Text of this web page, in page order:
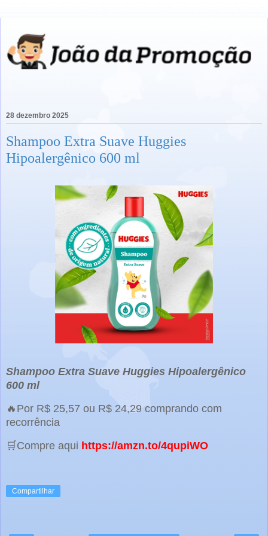
28 dezembro 2025
Shampoo Extra Suave Huggies
Hipoalergênico 600 ml
Shampoo Extra Suave Huggies Hipoalergênico
600 ml
🔥Por R$ 25,57 ou R$ 24,29 comprando com
recorrência
🛒Compre aqui https://amzn.to/4qupiWO
Compartilhar